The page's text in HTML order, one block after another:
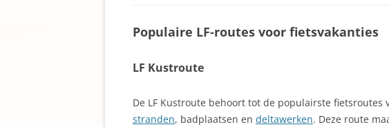
Populaire LF-routes voor fietsvakanties
LF Kustroute
De LF Kustroute behoort tot de populairste fietsroutes
stranden, badplaatsen en deltawerken. Deze route